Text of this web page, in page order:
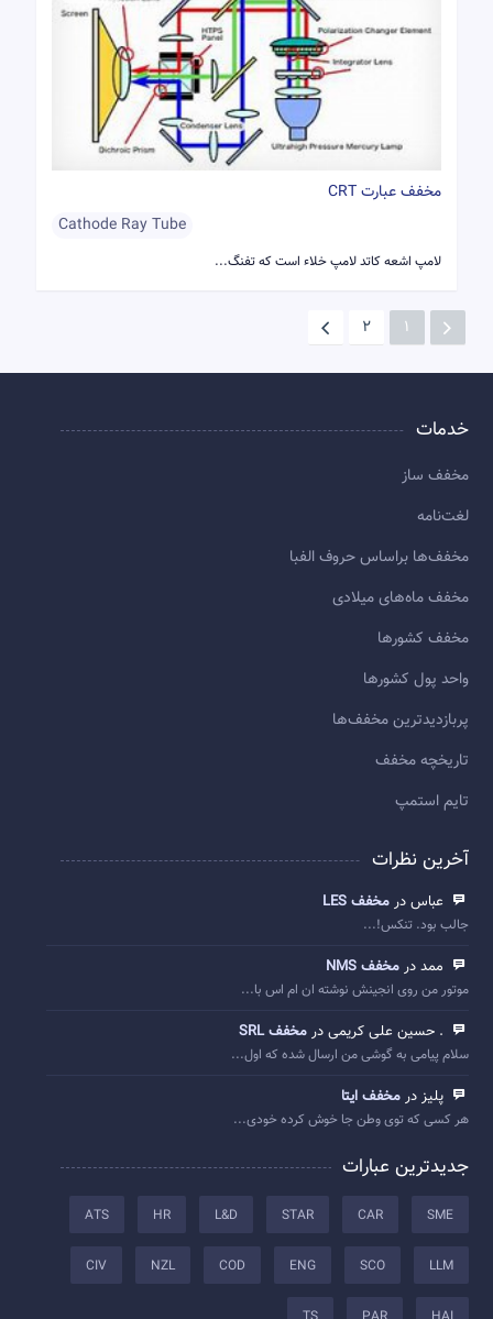
مخفف عبارت CRT
Cathode Ray Tube
لامپ اشعه کاتد لامپ خلاء است که تفنگ...
1
2
خدمات
مخفف ساز
لغت‌نامه
مخفف‌ها براساس حروف الفبا
مخفف ماه‌های میلادی
مخفف کشورها
واحد پول کشورها
پربازديدترين مخفف‌ها
تاريخچه مخفف
تایم استمپ
آخرین نظرات
عباس در مخفف LES
جالب بود. تنکس!...
ممد در مخفف NMS
موتور من روی انجینش نوشته ان ام اس با...
. حسین علی کریمی در مخفف SRL
سلام پیامی به گوشی من ارسال شده که اول...
پلیز در مخفف ایتا
هر کسی که توی وطن جا خوش کرده خودی...
جدیدترین عبارات
SME
CAR
STAR
L&D
HR
ATS
LLM
SCO
ENG
COD
NZL
CIV